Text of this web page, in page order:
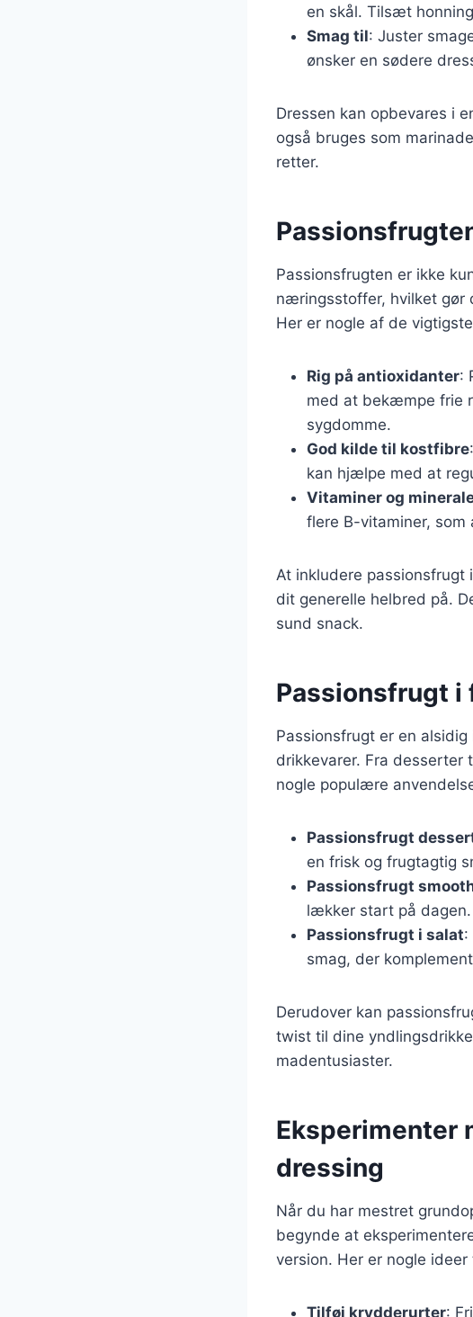
en skål. Tilsæt
Smag til: Juster
ønsker en sødere
Dressen kan opbevares i
også bruges som
retter.
Passionsfrugten er ikke
næringsstoffer, hvilket gør
Her er nogle af de
Rig på antioxidanter:
med at bekæmpe frie
sygdomme.
God kilde til kostfibre
kan hjælpe med at
Vitaminer og
flere B-vitaminer, som
At inkludere
dit generelle helbred på.
sund snack.
Passionsfrugt i
Passionsfrugt er en
drikkevarer. Fra desserter
nogle populære
Passionsfrugt
en frisk og frugtagtig
Passionsfrugt
lækker start på dagen.
Passionsfrugt i salat:
smag, der
Derudover kan
twist til dine
madentusiaster.
Eksperimenter
dressing
Når du har mestret
begynde at
version. Her er nogle
Tilføj krydderurter: